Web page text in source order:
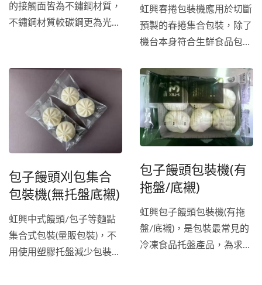
接觸產品均符合高衛生要求
及符合人體工學的機台設
計，機台上手容易，更換不
同包裝產品快速，少量多樣
或大量生產均可配合。...
的接觸面皆為不鏽鋼材質，
不鏽鋼材質較碳鋼更為光滑
的衛生品質。搭配冰棒專用
的自動整料輸送帶，更能大
幅減少人力成本、增加產
能。也可以選擇與前段出料
銜接，達到全廠自動化生
產。
虹興春捲包裝機應用於切斷
預製的春捲集合包裝，除了
機台本身符合生鮮食品包裝
散裝不穩定的鬆散產品進入
製帶器內，加速包裝也減少
人工汙染。
包子饅頭刈包集合
包裝機(無托盤底襯)
虹興中式饅頭/包子等麵點
集合式包裝(量販包裝)，不
用使用塑膠托盤減少包裝成
包子饅頭包裝機(有
拖盤/底襯)
虹興包子饅頭包裝機(有拖
盤/底襯)，是包裝最常見的
冷凍食品托盤產品，為求包